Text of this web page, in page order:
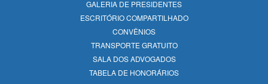
Sancionada lei que reconhece
expressamente a natureza alimentar dos
honorários contratuais no Estatuto da
OAB
22/07/2026
GALERIA DE PRESIDENTES
ESCRITÓRIO COMPARTILHADO
CONVÊNIOS
TRANSPORTE GRATUITO
SALA DOS ADVOGADOS
TABELA DE HONORÁRIOS